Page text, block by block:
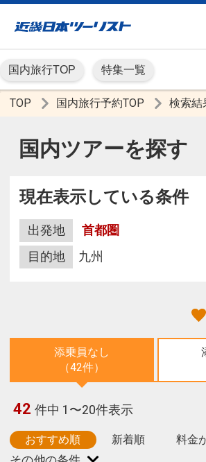
国内旅行TOP 特集一覧
TOP 国内旅行予約TOP 検索結
国内ツアーを探す
現在表示している条件
出発地
首都圏
目的地
九州
添乗員なし
（42件）
42 件中 1〜20件表示
おすすめ順 新着順 料金